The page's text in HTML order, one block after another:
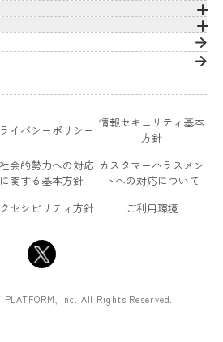
イバシーポリシー 情報セキュリティ基本
方針
会的勢力への対応
に関する基本方針
カスタマーハラスメン
トへの対応について
セシビリティ方針 ご利用環境
Inc. All Rights Reserved.